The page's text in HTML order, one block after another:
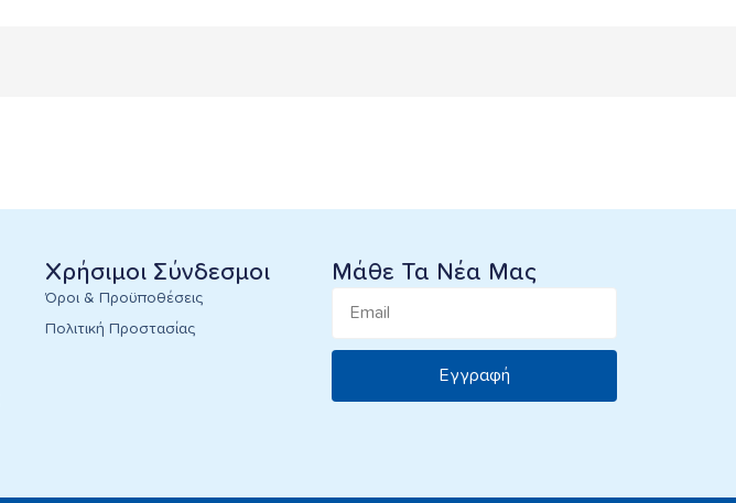
Χρήσιμοι Σύνδεσμοι
Όροι & Προϋποθέσεις
Πολιτική Προστασίας
Μάθε Τα Νέα Μας
Εγγραφή